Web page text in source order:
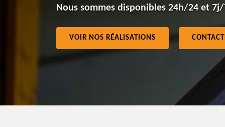
Nous sommes disponibles 24h/24 et 7j/
VOIR NOS RÉALISATIONS